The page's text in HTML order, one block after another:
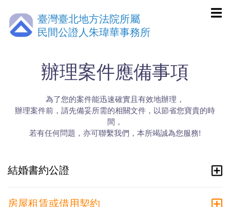
臺灣臺北地方法院所屬
民間公證人朱瑋華事務所
辦理案件應備事項
為了您的案件能迅速確實且有效地辦理，
辦理案件前，請先備妥所需的相關文件，以節省您寶貴的時
間，
若有任何問題，亦可聯繫我們，本所竭誠為您服務!
結婚書約公證
房屋租賃或借用契約